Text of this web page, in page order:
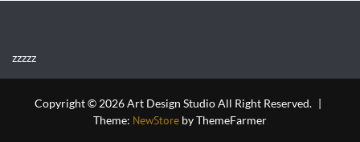
zzzzz
Copyright © 2026 Art Design Studio All Right Reserved. |
Theme: NewStore by ThemeFarmer